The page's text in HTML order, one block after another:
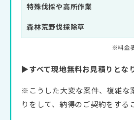
特殊伐採や高所作業
森林荒野伐採除草
▶すべて現地無料お見積りとな
※こうした大変な案件、複雑な
りをして、納得のご契約をする